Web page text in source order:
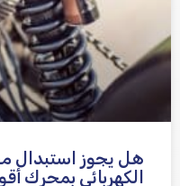
هل يجوز استبدال
الكهربائي بمحرك